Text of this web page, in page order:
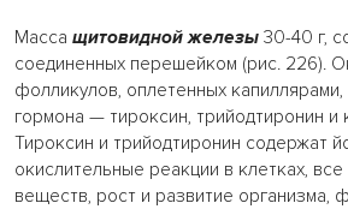
Масса щитовидной железы 30-40 г,
соединенных перешейком (рис. 226).
фолликулов, оплетенных
гормона — тироксин, трийодтиронин и
Тироксин и трийодтиронин содержат
окислительные реакции в клетках,
веществ, рост и развитие организма,